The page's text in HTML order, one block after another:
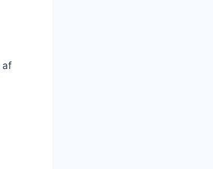
af